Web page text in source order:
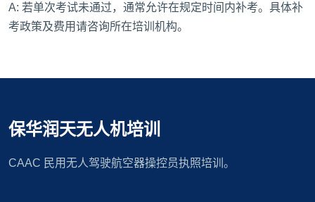
A: 若单次考试未通过，通常允许在规定时间内补考。具体补
考政策及费用请咨询所在培训机构。
保华润天无人机培训
CAAC 民用无人驾驶航空器操控员执照培训。